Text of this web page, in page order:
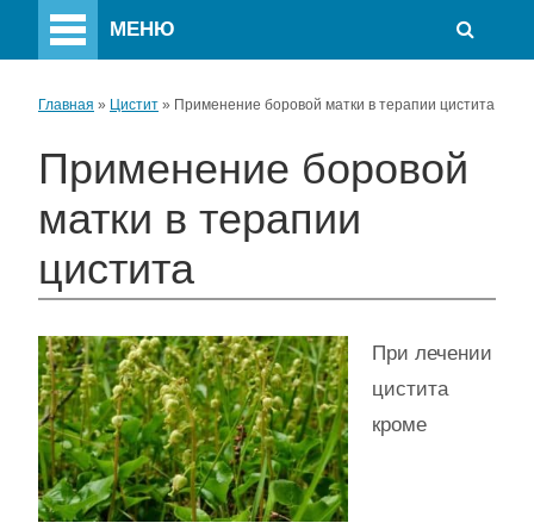
МЕНЮ
Главная » Цистит » Применение боровой матки в терапии цистита
Применение боровой
матки в терапии
цистита
При лечении
цистита
кроме